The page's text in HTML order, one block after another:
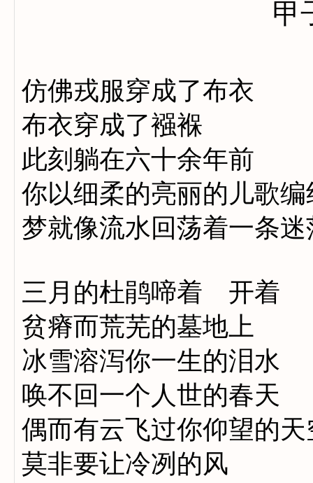
甲
仿佛戎服穿成了布衣
布衣穿成了襁褓
此刻躺在六十余年前
你以细柔的亮丽的儿歌
梦就像流水回荡着一条
三月的杜鹃啼着 开着
贫瘠而荒芜的墓地上
冰雪溶泻你一生的泪水
唤不回一个人世的春天
偶而有云飞过你仰望的天
莫非要让冷冽的风